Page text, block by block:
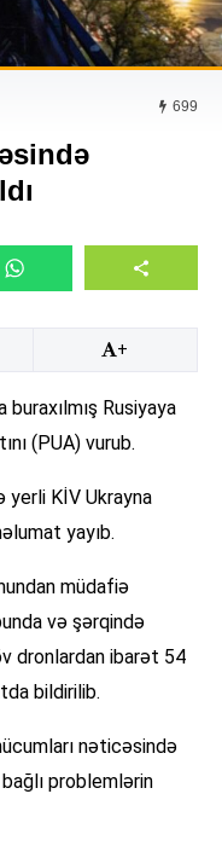
699
+
Rusiyaya
(PUA) vurub.
yerli KİV Ukrayna
yayıb.
müdafiə
və şərqində
dronlardan ibarət 54
bildirilib.
nəticəsində
problemlərin